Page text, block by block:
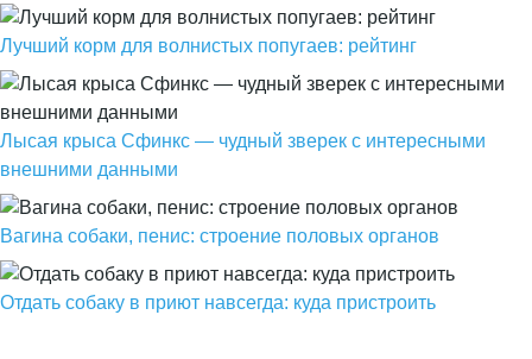
Лучший корм для волнистых попугаев: рейтинг
Лысая крыса Сфинкс — чудный зверек с интересными
внешними данными
Вагина собаки, пенис: строение половых органов
Отдать собаку в приют навсегда: куда пристроить